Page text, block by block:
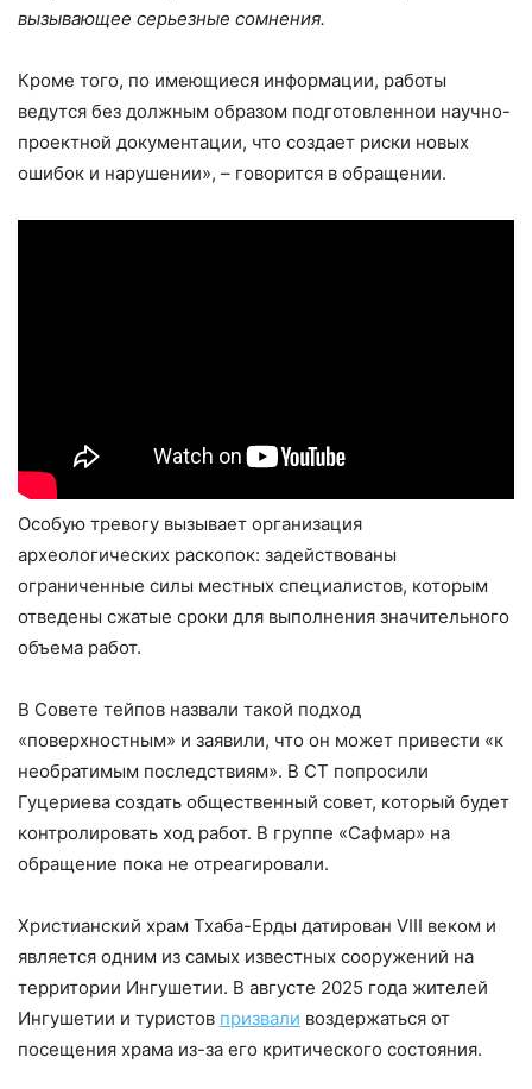
вызывающее серье‌зные сомнения.
Кроме того, по имеющиеся информации, работы
ведутся без должным образом подготовленнои‌ научно-
проектной документации, что создае‌т риски новых
ошибок и нарушении‌», – говорится в обращении.
Особую тревогу вызывает организация
археологических раскопок: задействованы
ограниченные силы местных специалистов, которым
отведены сжатые сроки для выполнения значительного
объе‌ма работ.
В Совете тейпов назвали такой подход
«поверхностным» и заявили, что он может привести «к
необратимым последствиям». В СТ попросили
Гуцериева создать общественный совет, который будет
контролировать ход работ. В группе «Сафмар» на
обращение пока не отреагировали.
Христианский храм Тхаба-Ерды датирован VIII веком и
является одним из самых известных сооружений на
территории Ингушетии. В августе 2025 года жителей
Ингушетии и туристов призвали воздержаться от
посещения храма из-за его критического состояния.